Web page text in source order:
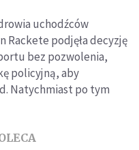
uchodźców
Rackete podjęła decyzję
bez pozwolenia,
policyjną, aby
Natychmiast po tym